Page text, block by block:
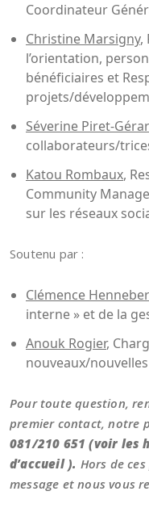
Coordinateur
Christine Marsigny,
l’orientation,
bénéficiaires et
projets/
Séverine Piret-
collaborateurs/
Katou Rombaux,
Community
sur les réseaux
Soutenu par :
Clémence
interne » et de la
Anouk Rogier,
nouveaux/
Pour toute question,
premier contact, notre
081/210 651 (voir les
d’accueil ). Hors de
message et nous vous